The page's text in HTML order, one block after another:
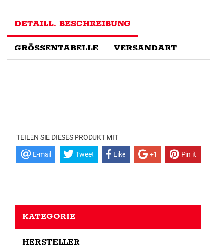
DETAILL. BESCHREIBUNG
GRÖSSENTABELLE VERSANDART
TEILEN SIE DIESES PRODUKT MIT
E-mail Tweet Like +1 Pin it
KATEGORIE
HERSTELLER